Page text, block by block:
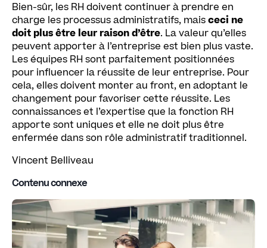
Bien-sûr, les RH doivent continuer à prendre en
charge les processus administratifs, maisceci ne
doit plus être leur raison d’être. La valeur qu’elles
peuvent apporter à l’entreprise est bien plus vaste.
Les équipes RH sont parfaitement positionnées
pour influencer la réussite de leur entreprise. Pour
cela, elles doivent monter au front, en adoptant le
changement pour favoriser cette réussite. Les
connaissances et l’expertise que la fonction RH
apporte sont uniques et elle ne doit plus être
enfermée dans son rôle administratif traditionnel.
Vincent Belliveau
Contenu connexe